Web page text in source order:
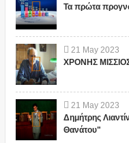
Τα πρώτα
21 May 2023
ΧΡΟΝΗΣ
21 May 2023
Δημήτρης
Θανάτου"